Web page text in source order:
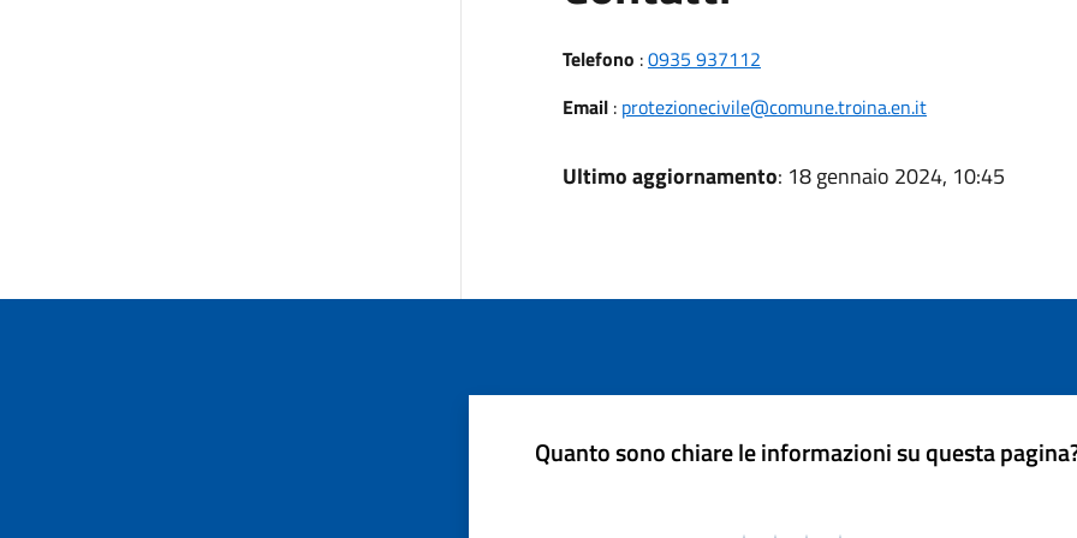
Telefono :0935 937112
Email: protezionecivile@comune.troina.en.it
Ultimo aggiornamento: 18 gennaio 2024, 10:45
Quanto sono chiare le informazioni su questa